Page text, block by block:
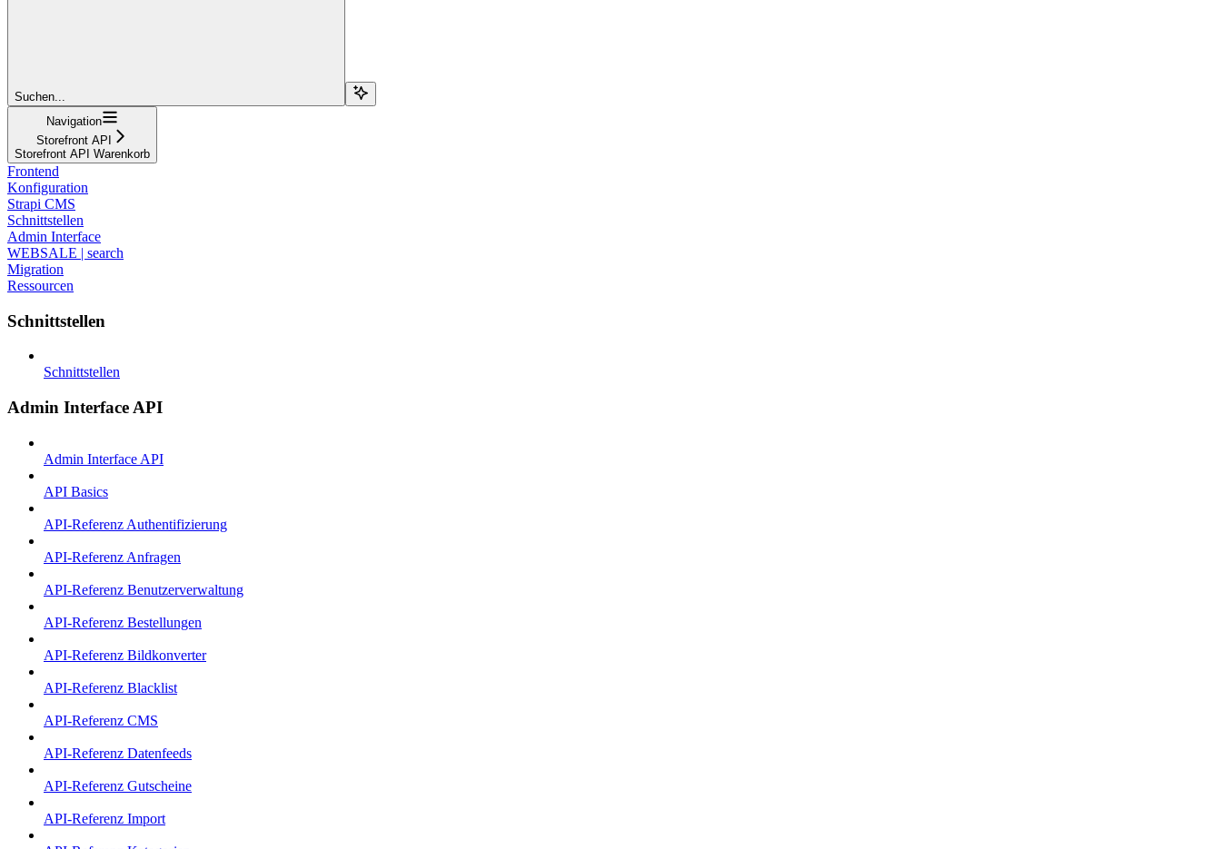
Suchen...
Navigation
Storefront API
Storefront API Warenkorb
Frontend
Konfiguration
Strapi CMS
Schnittstellen
Admin Interface
WEBSALE | search
Migration
Ressourcen
Schnittstellen
Schnittstellen
Admin Interface API
Admin Interface API
API Basics
API-Referenz Authentifizierung
API-Referenz Anfragen
API-Referenz Benutzerverwaltung
API-Referenz Bestellungen
API-Referenz Bildkonverter
API-Referenz Blacklist
API-Referenz CMS
API-Referenz Datenfeeds
API-Referenz Gutscheine
API-Referenz Import